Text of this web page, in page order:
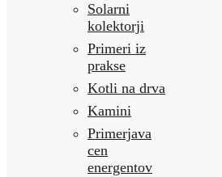
Solarni
kolektorji
Primeri iz
prakse
Kotli na drva
Kamini
Primerjava
cen
energentov